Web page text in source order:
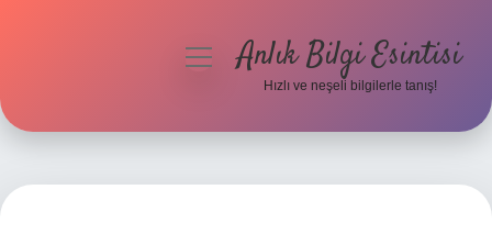
menüyüAnlık Bilgi Esintisi
Hızlı ve neşeli bilgilerle tanış!